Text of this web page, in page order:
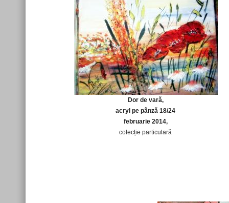
Dor de vară,
acryl pe pânză 18/24
februarie 2014,
colecție particulară